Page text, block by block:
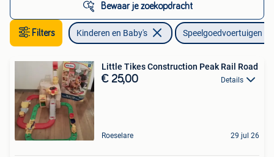
Bewaar je zoekopdracht
Filters Kinderen en Baby's Speelgoedvoertuigen
Little Tikes Construction Peak Rail Road
€ 25,00 Details
Roeselare 29 jul 26